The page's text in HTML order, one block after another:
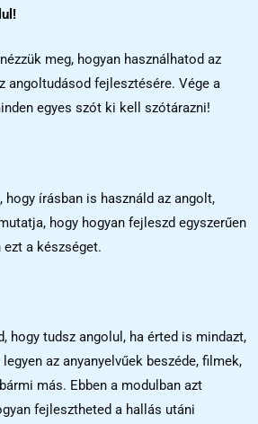
meg, hogyan használhatod az
angoltudásod fejlesztésére. Vége a
egyes szót ki kell szótárazni!
hogy írásban is használd az angolt,
hogy hogyan fejleszd egyszerűen
a készséget.
hogy tudsz angolul, ha érted is mindazt,
az anyanyelvűek beszéde, filmek,
más. Ebben a modulban azt
fejlesztheted a hallás utáni